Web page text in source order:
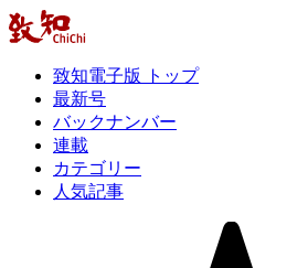
致知電子版 トップ
最新号
バックナンバー
連載
カテゴリー
人気記事